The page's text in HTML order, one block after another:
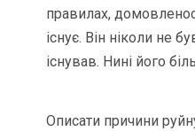
правилах,
існує. Він ніколи не
існував. Нині його
Описати причини